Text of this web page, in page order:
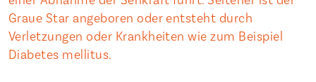
Graue Star angeboren oder entsteht durch
Verletzungen oder Krankheiten wie zum Beispiel
Diabetes mellitus.